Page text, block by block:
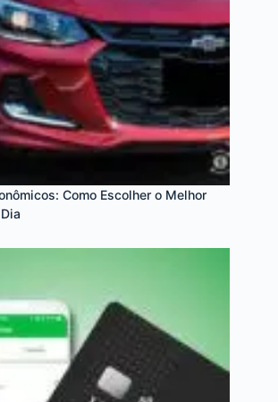
Como Escolher o Melhor